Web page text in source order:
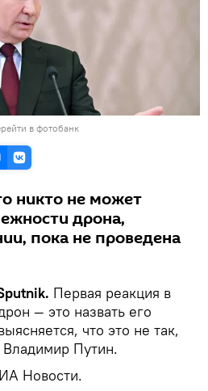
в фотобанк
никто не может
дрона,
пока не проведена
Первая реакция в
— это назвать его
что это не так,
Путин.
Новости.